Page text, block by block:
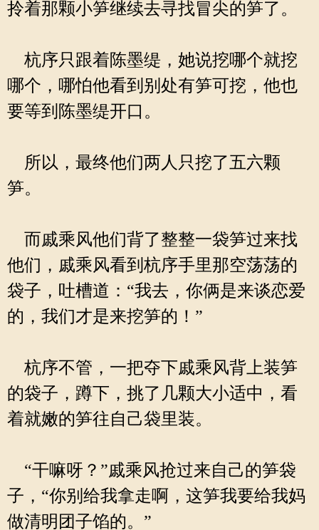
拎着那颗小笋继续去寻找冒尖的笋了。
杭序只跟着陈墨缇，她说挖哪个就挖
哪个，哪怕他看到别处有笋可挖，他也
要等到陈墨缇开口。
所以，最终他们两人只挖了五六颗
笋。
而戚乘风他们背了整整一袋笋过来找
他们，戚乘风看到杭序手里那空荡荡的
袋子，吐槽道：“我去，你俩是来谈恋爱
的，我们才是来挖笋的！”
杭序不管，一把夺下戚乘风背上装笋
的袋子，蹲下，挑了几颗大小适中，看
着就嫩的笋往自己袋里装。
“干嘛呀？”戚乘风抢过来自己的笋袋
子，“你别给我拿走啊，这笋我要给我妈
做清明团子馅的。”